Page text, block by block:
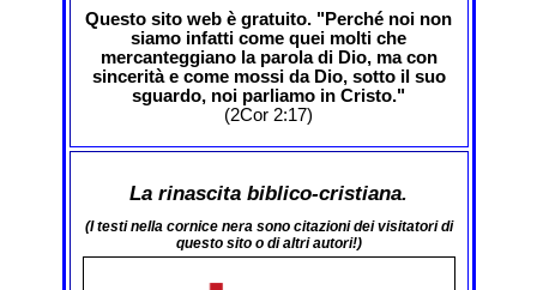
Questo sito web è gratuito. "Perché noi non
siamo infatti come quei molti che
mercanteggiano la parola di Dio, ma con
sincerità e come mossi da Dio, sotto il suo
sguardo, noi parliamo in Cristo."
(2Cor 2:17)
La rinascita biblico-cristiana.
(I testi nella cornice nera sono citazioni dei visitatori di
questo sito o di altri autori!)